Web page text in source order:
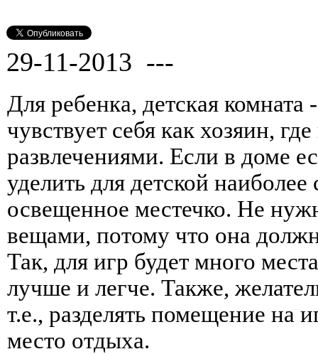
29-11-2013 ---
Для ребенка, детская комната
чувствует себя как хозяин,
развлечениями. Если в доме
уделить для детской
освещенное местечко. Не
вещами, потому что она
Так, для игр будет много
лучше и легче. Также,
т.е., разделять помещение на
место отдыха.